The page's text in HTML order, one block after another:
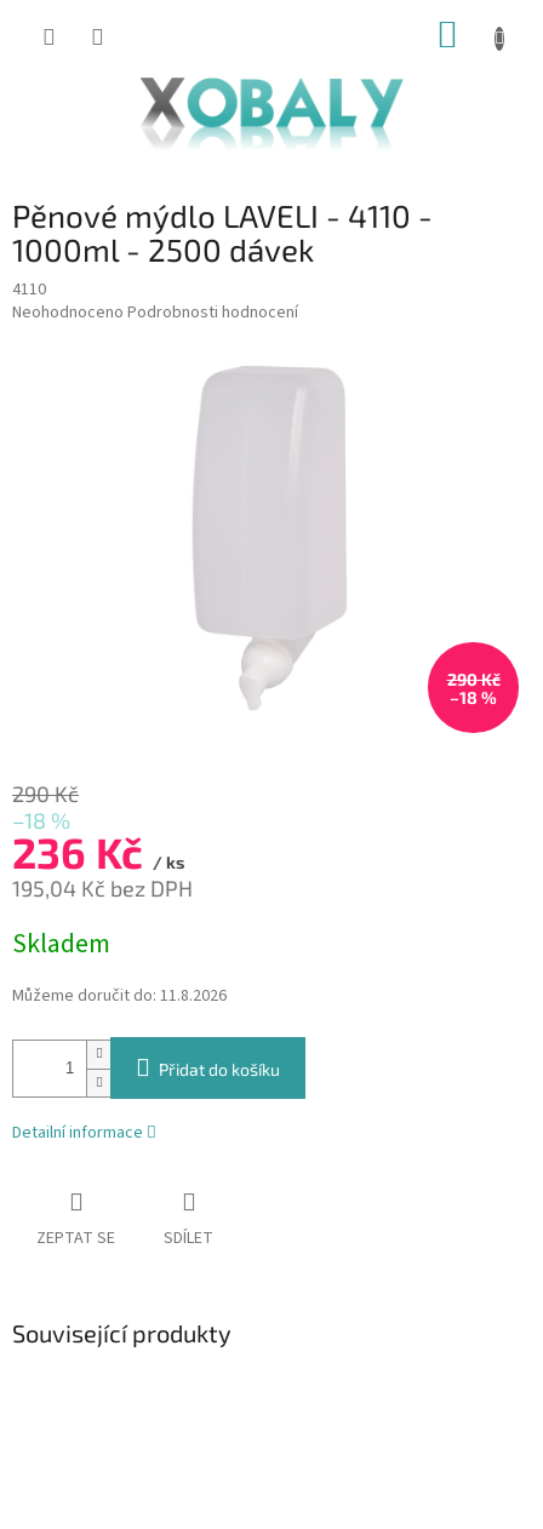
KOŠÍK
Pěnové mýdlo LAVELI - 4110 -
1000ml - 2500 dávek
4110
Průměrné
Neohodnoceno Podrobnosti hodnocení
290 Kč
–18 %
290 Kč
–18 %
236 Kč / ks
195,04 Kč bez DPH
cena:
Skladem
Můžeme doručit do: 11.8.2026
Přidat do košíku
Detailní informace
ZEPTAT SE SDÍLET
Související produkty